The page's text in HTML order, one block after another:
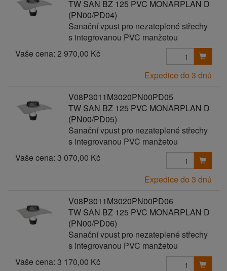
TW SAN BZ 125 PVC MONARPLAN D
(PN00/PD04)
Sanační vpust pro nezateplené střechy
s integrovanou PVC manžetou
Vaše cena: 2 970,00 Kč
Expedice do 3 dnů
V08P3011M3020PN00PD05
TW SAN BZ 125 PVC MONARPLAN D
(PN00/PD05)
Sanační vpust pro nezateplené střechy
s integrovanou PVC manžetou
Vaše cena: 3 070,00 Kč
Expedice do 3 dnů
V08P3011M3020PN00PD06
TW SAN BZ 125 PVC MONARPLAN D
(PN00/PD06)
Sanační vpust pro nezateplené střechy
s integrovanou PVC manžetou
Vaše cena: 3 170,00 Kč